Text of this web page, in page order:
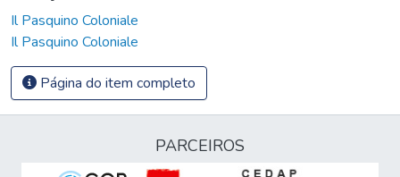
Il Pasquino Coloniale
Il Pasquino Coloniale
Página do item completo
PARCEIROS